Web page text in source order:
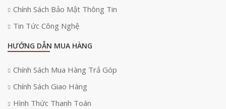
Chính Sách Bảo Mật Thông Tin
Tin Tức Công Nghệ
HƯỚNG DẪN MUA HÀNG
Chính Sách Mua Hàng Trả Góp
Chính Sách Giao Hàng
Hình Thức Thanh Toán